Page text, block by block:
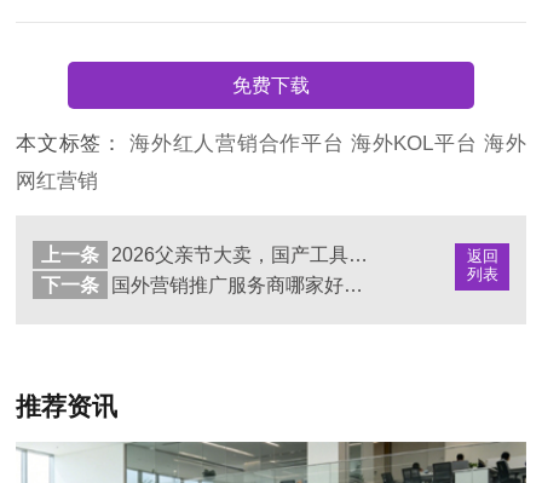
免费下载
本文标签：海外红人营销合作平台 海外KOL平台 海外
网红营销
返回
列表
上一条
2026父亲节大卖，国产工具品牌借势海外网红种草，收割欧美千万销量
下一条
国外营销推广服务商哪家好（海外营销公司推荐）
推荐资讯